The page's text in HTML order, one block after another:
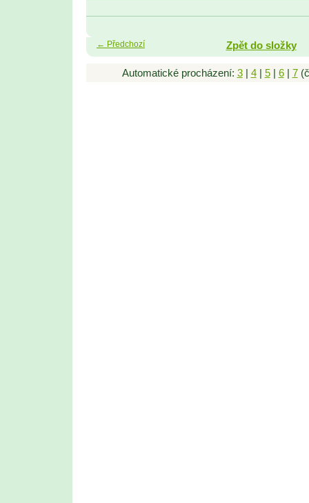
← Předchozí Zpět do složky
Automatické procházení: 3| 4| 5| 6| 7